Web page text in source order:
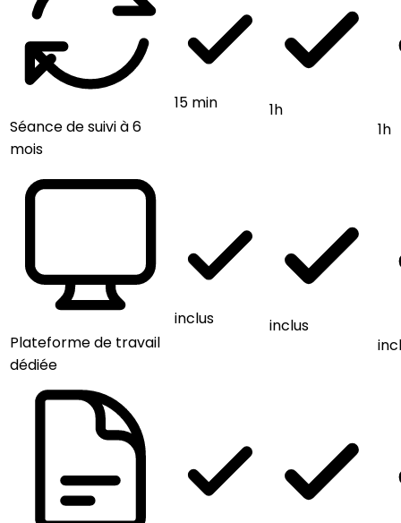
Séance de suivi à 6
mois
15 min
1h
1h
Plateforme de travail
dédiée
inclus
inclus